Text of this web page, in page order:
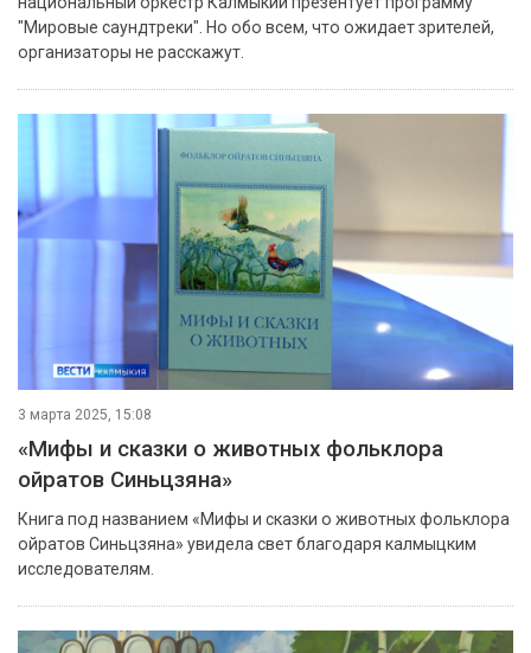
"Мировые саундтреки". Но обо всем, что ожидает зрителей,
организаторы не расскажут.
3 марта 2025, 15:08
«Мифы и сказки о животных фольклора
ойратов Синьцзяна»
Книга под названием «Мифы и сказки о животных фольклора
ойратов Синьцзяна» увидела свет благодаря калмыцким
исследователям.